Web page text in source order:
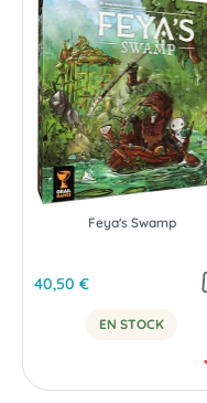
Feya's Swamp
40,50 €
EN STOCK